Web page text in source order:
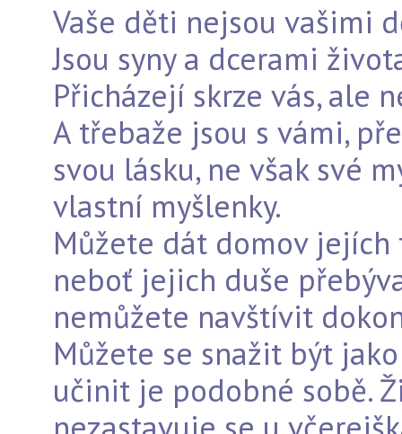
Vaše děti nejsou vašimi
Jsou syny a dcerami
Přicházejí skrze vás, ale
A třebaže jsou s vámi,
svou lásku, ne však své
vlastní myšlenky.
Můžete dát domov
neboť jejich duše
nemůžete navštívit
Můžete se snažit být
učinit je podobné sobě.